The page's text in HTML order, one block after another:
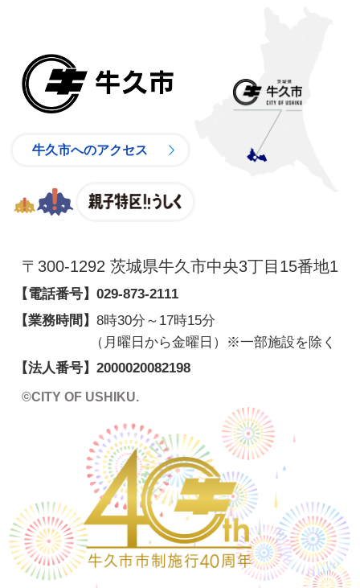
牛久市へのアクセス
〒300-1292 茨城県牛久市中央3丁目15番地1
【電話番号】 029-873-2111
【業務時間】 8時30分～17時15分
（月曜日から金曜日）※一部施設を除く
【法人番号】 2000020082198
©CITY OF USHIKU.